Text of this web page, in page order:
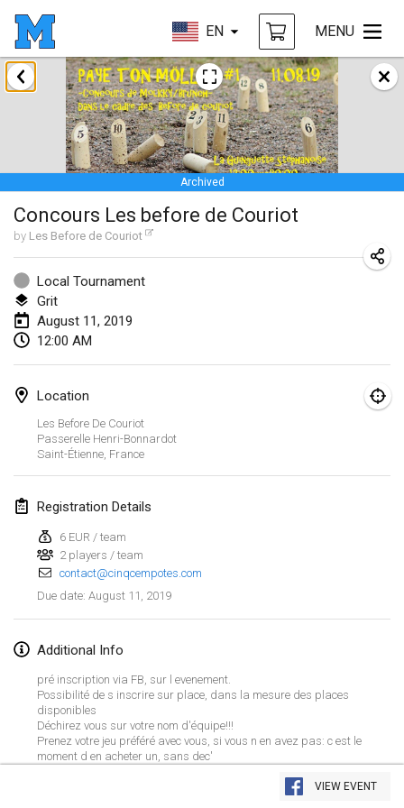
EN MENU
View list
Archived
Concours Les before de Couriot
by Les Before de Couriot
Local Tournament
Grit
August 11, 2019
12:00 AM
Location
Les Before De Couriot
Passerelle Henri-Bonnardot
Saint-Étienne, France
Registration Details
6 EUR / team
2 players / team
contact@cinqcempotes.com
Due date: August 11, 2019
Additional Info
pré inscription via FB, sur l evenement.
Possibilité de s inscrire sur place, dans la mesure des places
disponibles
Déchirez vous sur votre nom d'équipe!!!
Prenez votre jeu préféré avec vous, si vous n en avez pas: c est le
moment d en acheter un, sans dec'
VIEW EVENT
January 2019
New Year's Throw Mölkky
Jan 1, 2019|Czech Republic
Tournoi Mixte ASPTTOM
Jan 20, 2019| France
Tournoi d'Hiver
Jan 26, 2019|France
Liekki Cup
Jan 26, 2019
Jan 26, 2019
February 2019
Feb 2, 2019 |Finland
Lumi Mölkky
Feb 9, 2019|Finland
Feb 9, 2019|
OTH
Feb 16, 2019
Indoor des Bouchons